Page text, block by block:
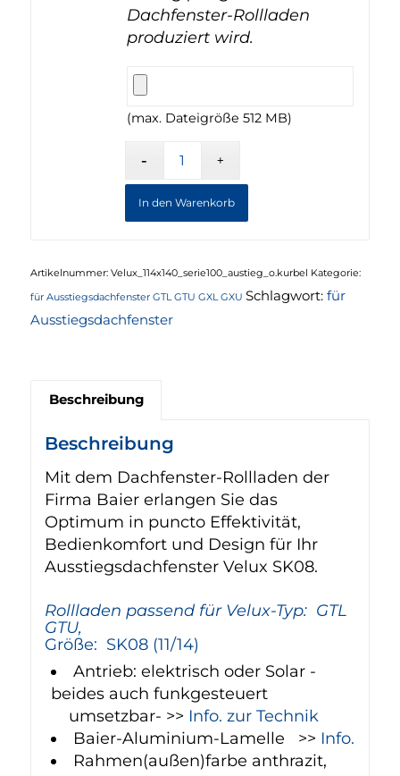
Dachfenster-Rollladen
produziert wird.
(max. Dateigröße 512 MB)
In den Warenkorb
Artikelnummer: Velux_114x140_serie100_austieg_o.kurbel Kategorie:
für Ausstiegsdachfenster GTL GTU GXL GXU Schlagwort: für
Ausstiegsdachfenster
Beschreibung
Beschreibung
Mit dem Dachfenster-Rollladen der
Firma Baier erlangen Sie das
Optimum in puncto Effektivität,
Bedienkomfort und Design für Ihr
Ausstiegsdachfenster Velux SK08.
Rollladen passend für Velux-Typ: GTL
GTU,
Größe: SK08 (11/14)
Antrieb: elektrisch oder Solar -
beides auch funkgesteuert
umsetzbar- >> Info. zur Technik
Baier-Aluminium-Lamelle >> Info.
Rahmen(außen)farbe anthrazit,